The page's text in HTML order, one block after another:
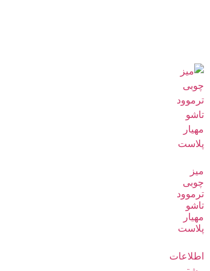
میز
چوبی
ترموود
تاشو
مهیار
پلاست
اطلاعات